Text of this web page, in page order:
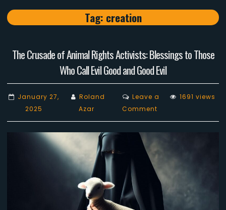
Tag: creation
The Crusade of Animal Rights Activists: Blessings to Those
Who Call Evil Good and Good Evil
January 27,
2025
Roland
Azar
Leave a
Commenton
The
Crusade
Animal
Rights
Activists:
Blessings
to
1691 views